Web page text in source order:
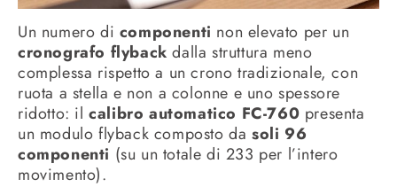
Un numero di componenti non elevato per un
cronografo flyback dalla struttura meno
complessa rispetto a un crono tradizionale, con
ruota a stella e non a colonne e uno spessore
ridotto: ilcalibro automatico FC-760 presenta
un modulo flyback composto dasoli 96
componenti (su un totale di 233 per l’intero
movimento).